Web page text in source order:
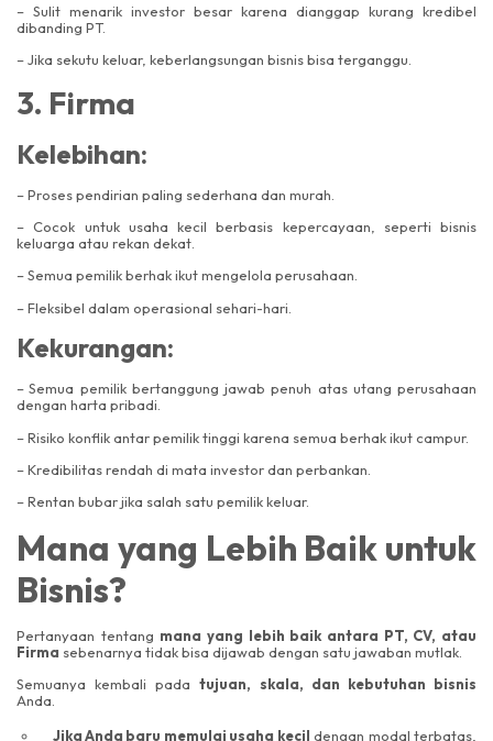
– Sulit menarik investor besar karena dianggap kurang kredibel
dibanding PT.
– Jika sekutu keluar, keberlangsungan bisnis bisa terganggu.
3. Firma
Kelebihan:
– Proses pendirian paling sederhana dan murah.
– Cocok untuk usaha kecil berbasis kepercayaan, seperti bisnis
keluarga atau rekan dekat.
– Semua pemilik berhak ikut mengelola perusahaan.
– Fleksibel dalam operasional sehari-hari.
Kekurangan:
– Semua pemilik bertanggung jawab penuh atas utang perusahaan
dengan harta pribadi.
– Risiko konflik antar pemilik tinggi karena semua berhak ikut campur.
– Kredibilitas rendah di mata investor dan perbankan.
– Rentan bubar jika salah satu pemilik keluar.
Mana yang Lebih Baik untuk
Bisnis?
Pertanyaan tentang mana yang lebih baik antara PT, CV, atau
Firma sebenarnya tidak bisa dijawab dengan satu jawaban mutlak.
Semuanya kembali padatujuan, skala, dan kebutuhan bisnis
Anda.
Jika Anda baru memulai usaha kecil dengan modal terbatas,